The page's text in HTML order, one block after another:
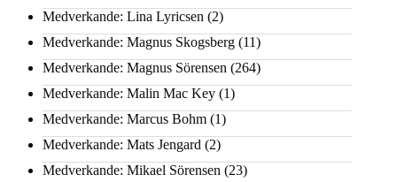
Medverkande: Lina Lyricsen (2)
Medverkande: Magnus Skogsberg (11)
Medverkande: Magnus Sörensen (264)
Medverkande: Malin Mac Key (1)
Medverkande: Marcus Bohm (1)
Medverkande: Mats Jengard (2)
Medverkande: Mikael Sörensen (23)